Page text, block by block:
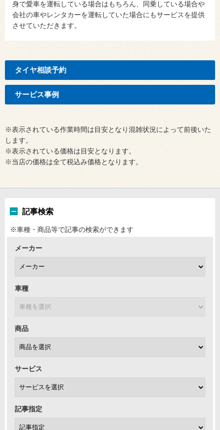
身で愛車を運転している場合はもちろん、同乗している場合や
会社の車やレンタカーを運転していた場合にもサービスを提供
させていただきます。
タイヤ相談予約
サービス事例
※表示されている作業時間は目安となり混雑状況によって前後いた
します。
※表示されている価格は目安となります。
※当店の価格は全て税込み価格となります。
記事検索
※車種・商品等で記事の検索ができます
メーカー
車種
商品
サービス
記事指定